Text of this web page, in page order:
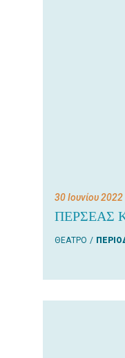
30 Ιουνίου 2022
ΠΕΡΣΕΑΣ
ΘΕΑΤΡΟ